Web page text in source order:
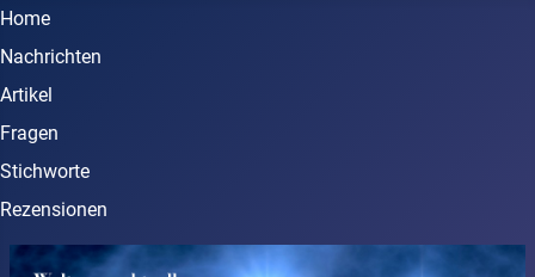
Home
Nachrichten
Artikel
Fragen
Stichworte
Rezensionen